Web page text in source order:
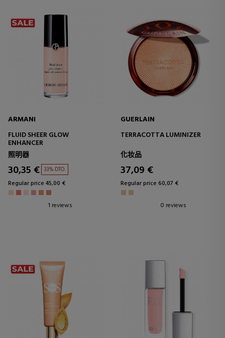
ARMANI
FLUID SHEER GLOW
ENHANCER
照明器
30,35 € 33% DTO.
Regular price 45,00 €
1 reviews
GUERLAIN
TERRACOTTA LUMINIZER
化妆品
37,09 €
Regular price 60,07 €
0 reviews